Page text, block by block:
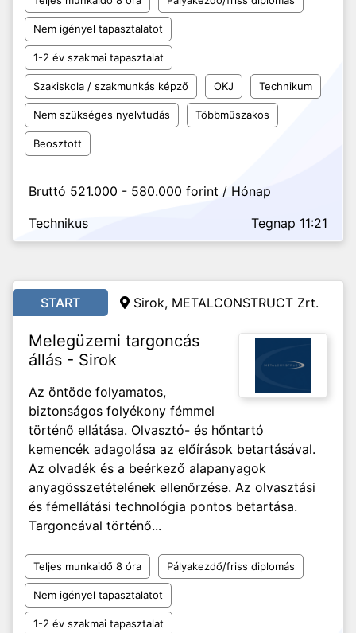
Nem igényel tapasztalatot
1-2 év szakmai tapasztalat
Szakiskola / szakmunkás képző OKJ Technikum
Nem szükséges nyelvtudás Többműszakos
Beosztott
Bruttó 521.000 - 580.000 forint / Hónap
Technikus
Tegnap 11:21
START Sirok, METALCONSTRUCT Zrt.
Melegüzemi targoncás
állás - Sirok
Az öntöde folyamatos,
biztonságos folyékony fémmel
történő ellátása. Olvasztó- és hőntartó
kemencék adagolása az előírások betartásával.
Az olvadék és a beérkező alapanyagok
anyagösszetételének ellenőrzése. Az olvasztási
és fémellátási technológia pontos betartása.
Targoncával történő...
Teljes munkaidő 8 óra Pályakezdő/friss diplomás
Nem igényel tapasztalatot
1-2 év szakmai tapasztalat